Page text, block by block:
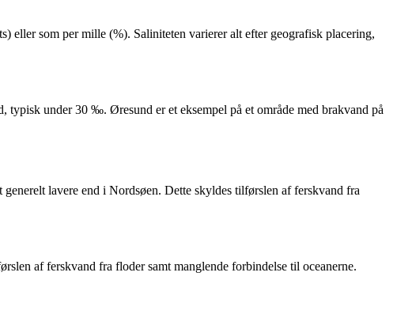
eller som per mille (%). Saliniteten varierer alt efter geografisk placering,
typisk under 30 ‰. Øresund er et eksempel på et område med brakvand på
lavere end i Nordsøen. Dette skyldes tilførslen af ferskvand fra
af ferskvand fra floder samt manglende forbindelse til oceanerne.